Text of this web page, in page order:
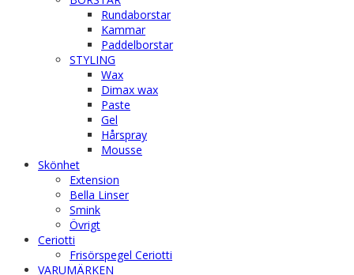
Rundaborstar
Kammar
Paddelborstar
STYLING
Wax
Dimax wax
Paste
Gel
Hårspray
Mousse
Skönhet
Extension
Bella Linser
Smink
Övrigt
Ceriotti
Frisörspegel Ceriotti
VARUMÄRKEN